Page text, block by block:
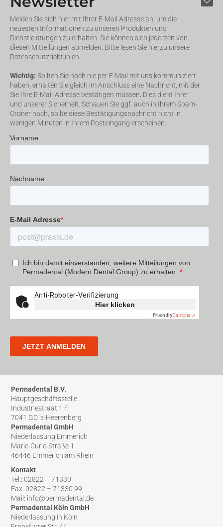
Melden Sie sich hier mit Ihrer E-Mail Adresse an, um die
neuesten Informationen zu unseren Produkten und
Dienstleistungen zu erhalten. Sie können sich jederzeit von
diesen Mitteilungen abmelden. Bitte lesen Sie hierzu unsere
Datenschutzrichtlinien.
Wichtig: Sollten Sie noch nie per E-Mail mit uns kommuniziert
haben, erhalten Sie gleich im Anschluss eine Nachricht, mit der
Sie Ihre E-Mail-Adresse bestätigen müssen. Dies dient Ihrer
und unserer Sicherheit. Schauen Sie ggf. auch in Ihrem Spam-
Ordner nach, sollte diese Bestätigungsnachricht nicht in
wenigen Minuten in Ihrem Posteingang erscheinen.
Permadental B.V.
Hauptgeschäftsstelle
Industriestraat 1 F
7041 GD ‘s-Heerenberg
Permadental GmbH
Niederlassung Emmerich
Marie-Curie-Straße 1
46446 Emmerich am Rhein
Kontakt
Tel.: 02822 – 71330
Fax: 02822 – 71330 99
Mail: info@permadental.de
Permadental Köln GmbH
Niederlassung in Köln